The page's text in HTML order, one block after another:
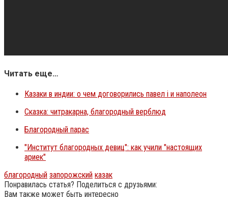
Читать еще…
Казаки в индии: о чем договорились павел i и наполеон
Сказка: читракарна, благородный верблюд
Благородный парас
"Институт благородных девиц": как учили "настоящих
ариек"
благородный запорожский казак
Понравилась статья? Поделиться с друзьями:
Вам также может быть интересно